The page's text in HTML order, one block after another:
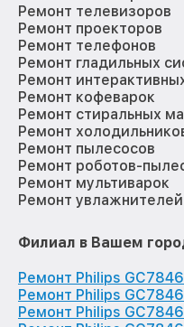
Ремонт телевизоров
Ремонт проекторов
Ремонт телефонов
Ремонт гладильных
Ремонт
Ремонт кофеварок
Ремонт стиральных
Ремонт
Ремонт пылесосов
Ремонт роботов-
Ремонт мультиварок
Ремонт
Филиал в Вашем
Ремонт Philips
Ремонт Philips
Ремонт Philips